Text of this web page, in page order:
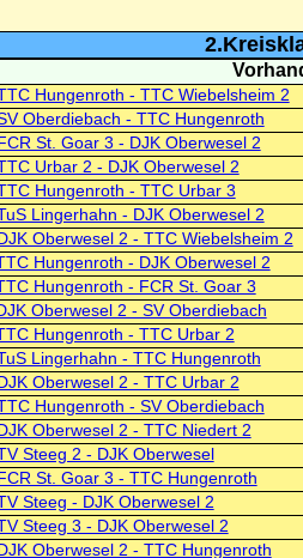
Hungenroth - TTC Wiebelsheim 2
Oberdiebach - TTC Hungenroth
St. Goar 3 - DJK Oberwesel 2
Urbar 2 - DJK Oberwesel 2
Hungenroth - TTC Urbar 3
Lingerhahn - DJK Oberwesel 2
Oberwesel 2 - TTC Wiebelsheim 2
Hungenroth - DJK Oberwesel 2
Hungenroth - FCR St. Goar 3
Oberwesel 2 - SV Oberdiebach
Hungenroth - TTC Urbar 2
Lingerhahn - TTC Hungenroth
Oberwesel 2 - TTC Urbar 2
Hungenroth - SV Oberdiebach
Oberwesel 2 - TTC Niedert 2
Steeg 2 - DJK Oberwesel
St. Goar 3 - TTC Hungenroth
Steeg - DJK Oberwesel 2
Steeg 3 - DJK Oberwesel 2
Oberwesel 2 - TTC Hungenroth